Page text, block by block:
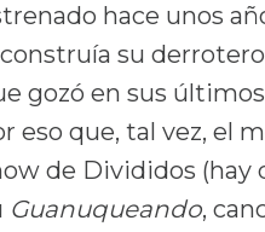
hace unos
su
gozó en sus
eso que, tal vez, el
de Divididos (hay
Guanuqueando,